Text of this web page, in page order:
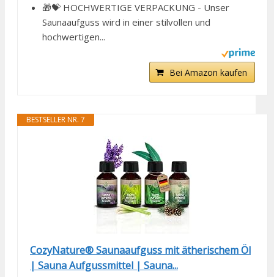
🎁💝 HOCHWERTIGE VERPACKUNG - Unser
Saunaaufguss wird in einer stilvollen und
hochwertigen...
Bei Amazon kaufen
BESTSELLER NR. 7
CozyNature® Saunaaufguss mit ätherischem Öl
| Sauna Aufgussmittel | Sauna...